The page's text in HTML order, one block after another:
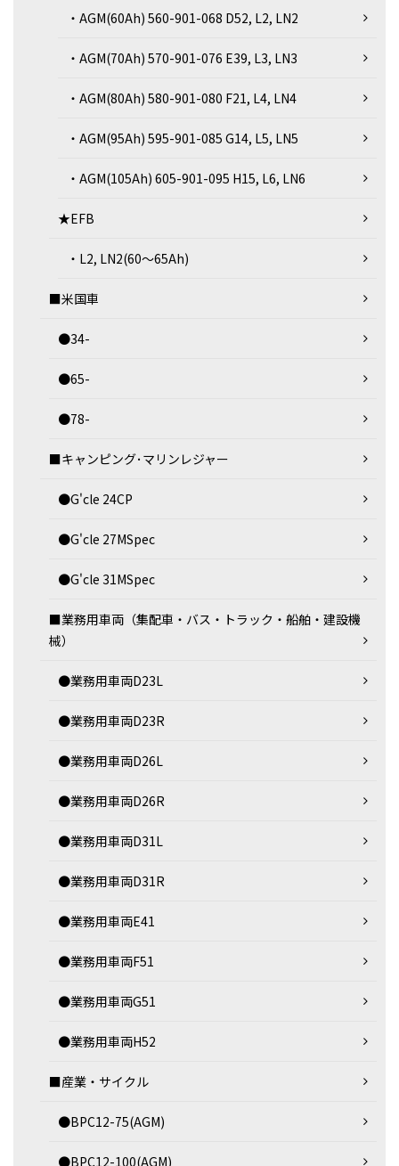
・AGM(60Ah) 560-901-068 D52, L2, LN2
・AGM(70Ah) 570-901-076 E39, L3, LN3
・AGM(80Ah) 580-901-080 F21, L4, LN4
・AGM(95Ah) 595-901-085 G14, L5, LN5
・AGM(105Ah) 605-901-095 H15, L6, LN6
★EFB
・L2, LN2(60～65Ah)
■米国車
●34-
●65-
●78-
■キャンピング･マリンレジャー
●G'cle 24CP
●G'cle 27MSpec
●G'cle 31MSpec
■業務用車両（集配車・バス・トラック・船舶・建設機
械）
●業務用車両D23L
●業務用車両D23R
●業務用車両D26L
●業務用車両D26R
●業務用車両D31L
●業務用車両D31R
●業務用車両E41
●業務用車両F51
●業務用車両G51
●業務用車両H52
■産業・サイクル
●BPC12-75(AGM)
●BPC12-100(AGM)